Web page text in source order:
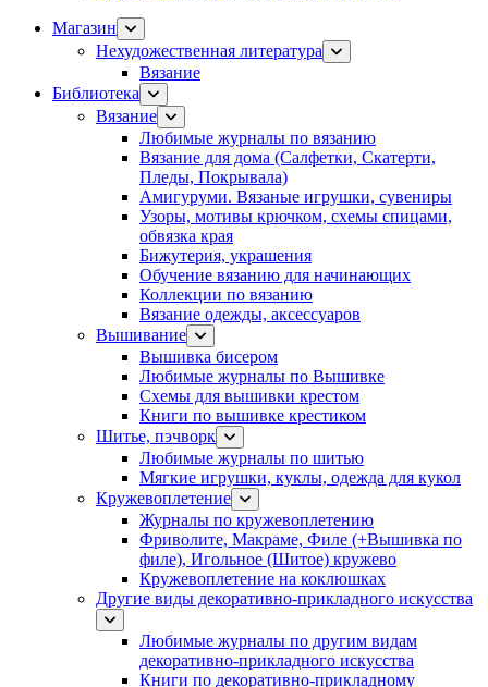
Магазин
Нехудожественная литература
Вязание
Библиотека
Вязание
Любимые журналы по вязанию
Вязание для дома (Салфетки, Скатерти,
Пледы, Покрывала)
Амигуруми. Вязаные игрушки, сувениры
Узоры, мотивы крючком, схемы спицами,
обвязка края
Бижутерия, украшения
Обучение вязанию для начинающих
Коллекции по вязанию
Вязание одежды, аксессуаров
Вышивание
Вышивка бисером
Любимые журналы по Вышивке
Схемы для вышивки крестом
Книги по вышивке крестиком
Шитье, пэчворк
Любимые журналы по шитью
Мягкие игрушки, куклы, одежда для кукол
Кружевоплетение
Журналы по кружевоплетению
Фриволите, Макраме, Филе (+Вышивка по
филе), Игольное (Шитое) кружево
Кружевоплетение на коклюшках
Другие виды декоративно-прикладного искусства
Любимые журналы по другим видам
декоративно-прикладного искусства
Книги по декоративно-прикладному